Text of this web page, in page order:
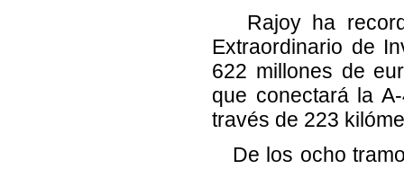
Rajoy ha
Extraordinario de
622 millones de
que conectará la
través de 223
De los ocho